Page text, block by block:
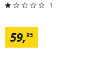
1
59,95